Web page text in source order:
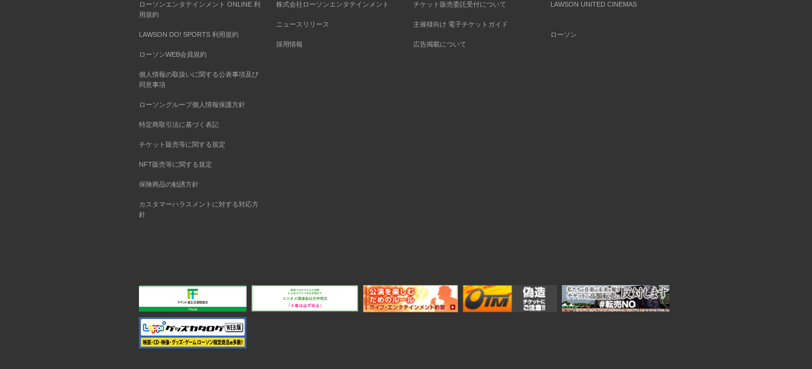
ローソンエンタテインメント ONLINE 利
用規約
LAWSON DO! SPORTS 利用規約
ローソンWEB会員規約
個人情報の取扱いに関する公表事項及び
同意事項
ローソングループ個人情報保護方針
特定商取引法に基づく表記
チケット販売等に関する規定
NFT販売等に関する規定
保険商品の勧誘方針
カスタマーハラスメントに対する対応方
針
株式会社ローソンエンタテインメント
ニュースリリース
採用情報
チケット販売委託受付について
主催様向け 電子チケットガイド
広告掲載について
LAWSON UNITED CINEMAS
ローソン